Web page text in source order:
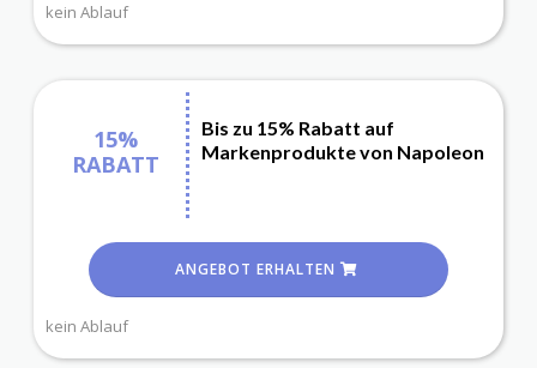
kein Ablauf
15%
RABATT
Bis zu 15% Rabatt auf
Markenprodukte von Napoleon
ANGEBOT ERHALTEN
kein Ablauf